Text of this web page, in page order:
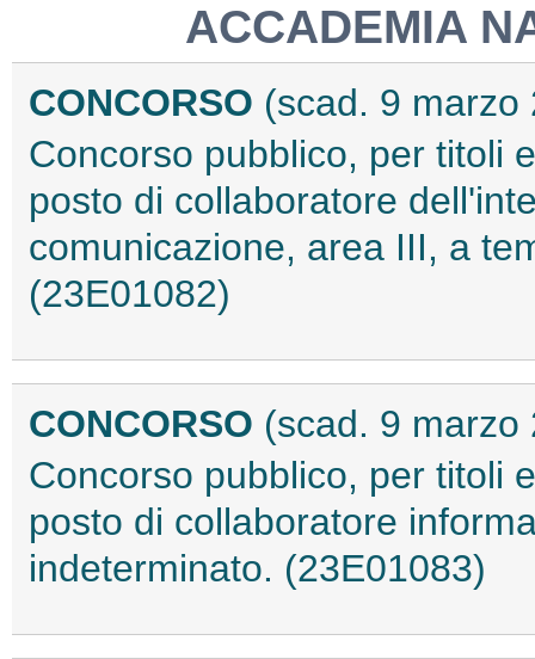
ACCADEMIA
CONCORSO (scad. 9 marzo
Concorso pubblico, per titoli
posto di collaboratore
comunicazione, area III, a
(23E01082)
CONCORSO (scad. 9 marzo
Concorso pubblico, per titoli
posto di collaboratore
indeterminato. (23E01083)